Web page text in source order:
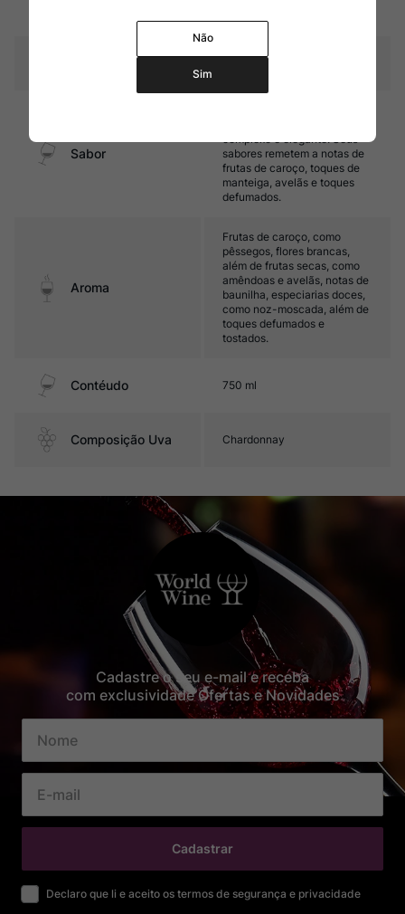
Temperatura 10ºC – 12ºC
Sabor
complexo e elegante. Seus
sabores remetem a notas de
frutas de caroço, toques de
manteiga, avelãs e toques
defumados.
Aroma
Frutas de caroço, como
pêssegos, flores brancas,
além de frutas secas, como
amêndoas e avelãs, notas de
baunilha, especiarias doces,
como noz-moscada, além de
toques defumados e
tostados.
Contéudo 750 ml
Composição Uva Chardonnay
Cadastre o seu e-mail e receba
com exclusividade Ofertas e Novidades
Cadastrar
Declaro que li e aceito os termos de segurança e privacidade
Não
Sim